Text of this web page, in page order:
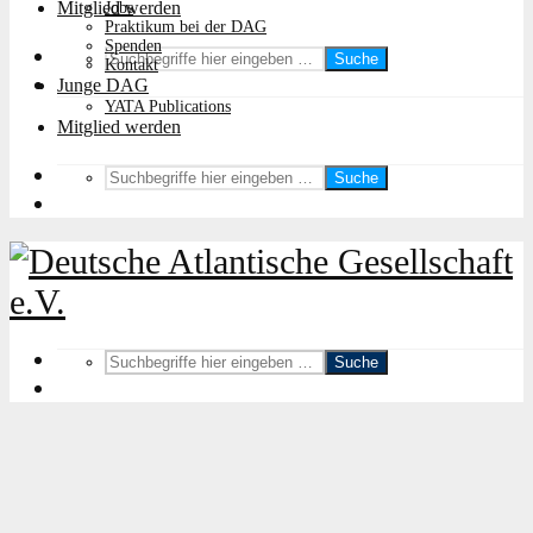
Mitglied werden
Suche
Jobs
Praktikum bei der DAG
Spenden
Kontakt
Junge DAG
YATA Publications
Mitglied werden
Suche
Suche